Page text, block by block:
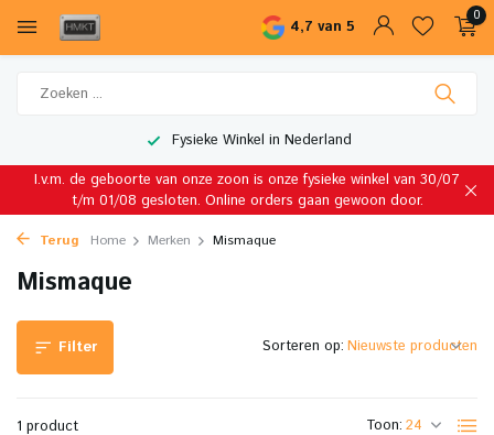
4,7 van 5
0
Fysieke Winkel in Nederland
I.v.m. de geboorte van onze zoon is onze fysieke winkel van 30/07
t/m 01/08 gesloten. Online orders gaan gewoon door.
Terug Home Merken Mismaque
Mismaque
Filter
1 product Toon:
Sorteren op: